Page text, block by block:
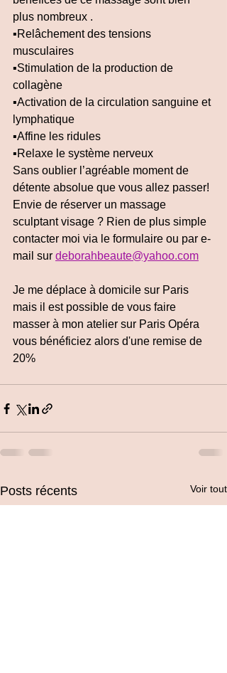
plus nombreux .
▪️Relâchement des tensions
musculaires
▪️Stimulation de la production de
collagène
▪️Activation de la circulation sanguine et
lymphatique
▪️Affine les ridules
▪️Relaxe le système nerveux
Sans oublier l’agréable moment de
détente absolue que vous allez passer!
Envie de réserver un massage
sculptant visage ? Rien de plus simple
contacter moi via le formulaire ou par e-
mail sur deborahbeaute@yahoo.com
Je me déplace à domicile sur Paris
mais il est possible de vous faire
masser à mon atelier sur Paris Opéra
vous bénéficiez alors d'une remise de
20%
Posts récents Voir tout